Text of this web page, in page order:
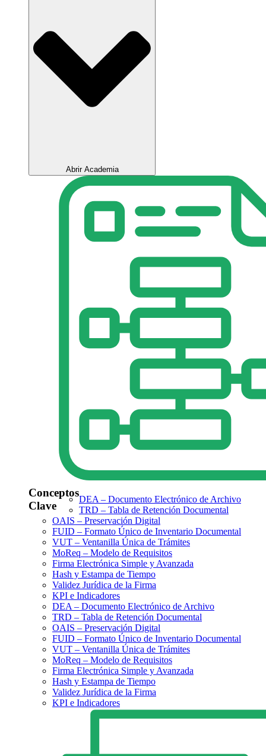
Abrir Academia
Conceptos
Clave
DEA – Documento Electrónico de Archivo
TRD – Tabla de Retención Documental
OAIS – Preservación Digital
FUID – Formato Único de Inventario Documental
VUT – Ventanilla Única de Trámites
MoReq – Modelo de Requisitos
Firma Electrónica Simple y Avanzada
Hash y Estampa de Tiempo
Validez Jurídica de la Firma
KPI e Indicadores
DEA – Documento Electrónico de Archivo
TRD – Tabla de Retención Documental
OAIS – Preservación Digital
FUID – Formato Único de Inventario Documental
VUT – Ventanilla Única de Trámites
MoReq – Modelo de Requisitos
Firma Electrónica Simple y Avanzada
Hash y Estampa de Tiempo
Validez Jurídica de la Firma
KPI e Indicadores